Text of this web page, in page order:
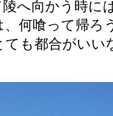
へ向かう時に
何喰って帰ろ
も都合がいい